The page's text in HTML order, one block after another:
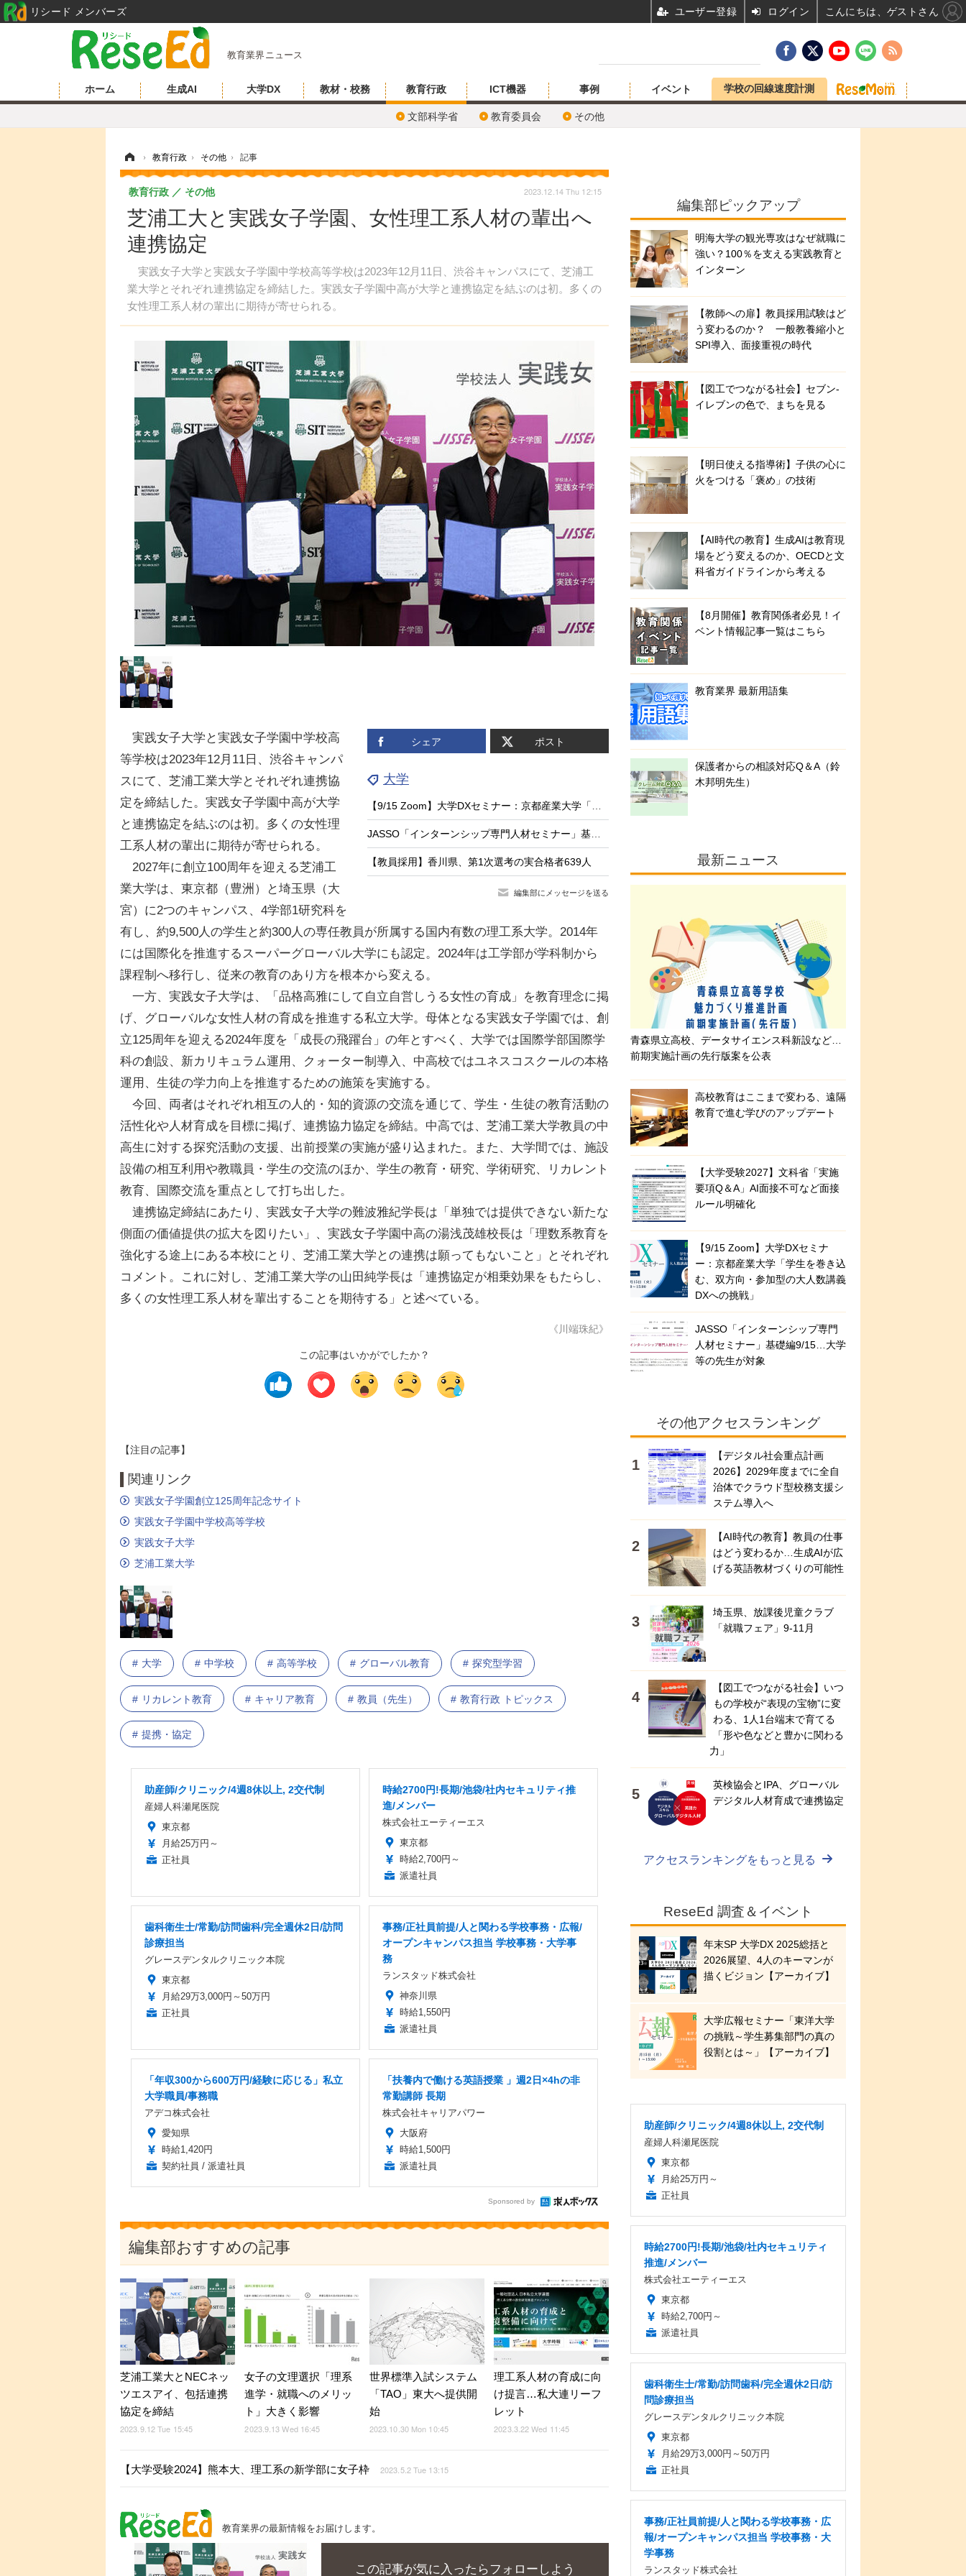
教育業界ニュース
ホーム 生成AI 大学DX 教材・校務 教育行政
文部科学省 教育委員会 その他
ICT機器 事例 イベント 学校の回線速度計測
› 教育行政 › その他 › 記事
芝浦工大と実践女子学園、女性理工系人材の輩出へ
連携協定
実践女子大学と実践女子学園中学校高等学校は2023年12月11日、渋谷キャンパスにて、芝浦工
業大学とそれぞれ連携協定を締結した。実践女子学園中高が大学と連携協定を結ぶのは初。多くの
女性理工系人材の輩出に期待が寄せられる。
教育行政 その他 2023.12.14 Thu 12:15
シェア ポスト
大学
【9/15 Zoom】大学DXセミナー：京都産業大学「学生を巻き込む、双方向・参加型の大人数講義DXへの挑戦」
JASSO「インターンシップ専門人材セミナー」基礎編9/15…大学等の先生が対象
【教員採用】香川県、第1次選考の実合格者639人
編集部にメッセージを送る
実践女子大学と実践女子学園中学校高
等学校は2023年12月11日、渋谷キャンパ
スにて、芝浦工業大学とそれぞれ連携協
定を締結した。実践女子学園中高が大学
と連携協定を結ぶのは初。多くの女性理
工系人材の輩出に期待が寄せられる。
2027年に創立100周年を迎える芝浦工
業大学は、東京都（豊洲）と埼玉県（大
宮）に2つのキャンパス、4学部1研究科を
有し、約9,500人の学生と約300人の専任教員が所属する国内有数の理工系大学。2014年
には国際化を推進するスーパーグローバル大学にも認定。2024年は工学部が学科制から
課程制へ移行し、従来の教育のあり方を根本から変える。
一方、実践女子大学は、「品格高雅にして自立自営しうる女性の育成」を教育理念に掲
げ、グローバルな女性人材の育成を推進する私立大学。母体となる実践女子学園では、創
立125周年を迎える2024年度を「成長の飛躍台」の年とすべく、大学では国際学部国際学
科の創設、新カリキュラム運用、クォーター制導入、中高校ではユネスコスクールの本格
運用、生徒の学力向上を推進するための施策を実施する。
今回、両者はそれぞれ相互の人的・知的資源の交流を通じて、学生・生徒の教育活動の
活性化や人材育成を目標に掲げ、連携協力協定を締結。中高では、芝浦工業大学教員の中
高生に対する探究活動の支援、出前授業の実施が盛り込まれた。また、大学間では、施設
設備の相互利用や教職員・学生の交流のほか、学生の教育・研究、学術研究、リカレント
教育、国際交流を重点として打ち出した。
連携協定締結にあたり、実践女子大学の難波雅紀学長は「単独では提供できない新たな
側面の価値提供の拡大を図りたい」、実践女子学園中高の湯浅茂雄校長は「理数系教育を
強化する途上にある本校にとり、芝浦工業大学との連携は願ってもないこと」とそれぞれ
コメント。これに対し、芝浦工業大学の山田純学長は「連携協定が相乗効果をもたらし、
多くの女性理工系人材を輩出することを期待する」と述べている。
《川端珠紀》
この記事はいかがでしたか？
【注目の記事】
関連リンク
実践女子学園創立125周年記念サイト
実践女子学園中学校高等学校
実践女子大学
芝浦工業大学
大学 中学校 高等学校 グローバル教育 探究型学習
リカレント教育 キャリア教育 教員（先生） 教育行政 トピックス
提携・協定
助産師/クリニック/4週8休以上, 2交代制
産婦人科瀬尾医院
東京都
月給25万円～
正社員
時給2700円!長期/池袋/社内セキュリティ推
進/メンバー
株式会社エーティーエス
東京都
時給2,700円～
派遣社員
歯科衛生士/常勤/訪問歯科/完全週休2日/訪問
診療担当
グレースデンタルクリニック本院
東京都
月給29万3,000円～50万円
正社員
事務/正社員前提/人と関わる学校事務・広報/
オープンキャンパス担当 学校事務・大学事
務
ランスタッド株式会社
神奈川県
時給1,550円
派遣社員
「年収300から600万円/経験に応じる」私立
大学職員/事務職
アデコ株式会社
愛知県
時給1,420円
契約社員 / 派遣社員
「扶養内で働ける英語授業 」週2日×4hの非
常勤講師 長期
株式会社キャリアパワー
大阪府
時給1,500円
派遣社員
Sponsored by
編集部おすすめの記事
芝浦工業大とNECネッ
ツエスアイ、包括連携
協定を締結
2023.9.12 Tue 15:45
女子の文理選択「理系
進学・就職へのメリッ
ト」大きく影響
2023.9.13 Wed 16:45
世界標準入試システム
「TAO」東大へ提供開
始
2023.10.30 Mon 10:45
理工系人材の育成に向
け提言…私大連リーフ
レット
2023.3.22 Wed 11:45
【大学受験2024】熊本大、理工系の新学部に女子枠 2023.5.2 Tue 13:15
教育業界の最新情報をお届けします。
この記事が気に入ったらフォローしよう
編集部ピックアップ
明海大学の観光専攻はなぜ就職に
強い？100％を支える実践教育と
インターン
【教師への扉】教員採用試験はど
う変わるのか？ 一般教養縮小と
SPI導入、面接重視の時代
【図工でつながる社会】セブン‐
イレブンの色で、まちを見る
【明日使える指導術】子供の心に
火をつける「褒め」の技術
【AI時代の教育】生成AIは教育現
場をどう変えるのか、OECDと文
科省ガイドラインから考える
【8月開催】教育関係者必見！イ
ベント情報記事一覧はこちら
教育業界 最新用語集
保護者からの相談対応Q＆A（鈴
木邦明先生）
最新ニュース
青森県立高校、データサイエンス科新設など…
前期実施計画の先行版案を公表
高校教育はここまで変わる、遠隔
教育で進む学びのアップデート
【大学受験2027】文科省「実施
要項Q＆A」AI面接不可など面接
ルール明確化
【9/15 Zoom】大学DXセミナ
ー：京都産業大学「学生を巻き込
む、双方向・参加型の大人数講義
DXへの挑戦」
JASSO「インターンシップ専門
人材セミナー」基礎編9/15…大学
等の先生が対象
その他アクセスランキング
【デジタル社会重点計画
2026】2029年度までに全自
治体でクラウド型校務支援シ
ステム導入へ
【AI時代の教育】教員の仕事
はどう変わるか…生成AIが広
げる英語教材づくりの可能性
埼玉県、放課後児童クラブ
「就職フェア」9-11月
【図工でつながる社会】いつ
もの学校が“表現の宝物”に変
わる、1人1台端末で育てる
「形や色などと豊かに関わる
力」
英検協会とIPA、グローバル
デジタル人材育成で連携協定
アクセスランキングをもっと見る
ReseEd 調査＆イベント
年末SP 大学DX 2025総括と
2026展望、4人のキーマンが
描くビジョン【アーカイブ】
大学広報セミナー「東洋大学
の挑戦～学生募集部門の真の
役割とは～」【アーカイブ】
助産師/クリニック/4週8休以上, 2交代制
産婦人科瀬尾医院
東京都
月給25万円～
正社員
時給2700円!長期/池袋/社内セキュリティ
推進/メンバー
株式会社エーティーエス
東京都
時給2,700円～
派遣社員
歯科衛生士/常勤/訪問歯科/完全週休2日/訪
問診療担当
グレースデンタルクリニック本院
東京都
月給29万3,000円～50万円
正社員
事務/正社員前提/人と関わる学校事務・広
報/オープンキャンパス担当 学校事務・大
学事務
ランスタッド株式会社
リシード メンバーズ ユーザー登録 ログイン こんにちは、ゲストさん